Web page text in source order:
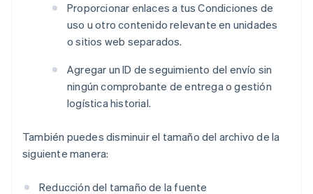
Proporcionar enlaces a tus Condiciones de
uso u otro contenido relevante en unidades
o sitios web separados.
Agregar un ID de seguimiento del envío sin
ningún comprobante de entrega o gestión
logística historial.
También puedes disminuir el tamaño del archivo de la
siguiente manera:
Reducción del tamaño de la fuente